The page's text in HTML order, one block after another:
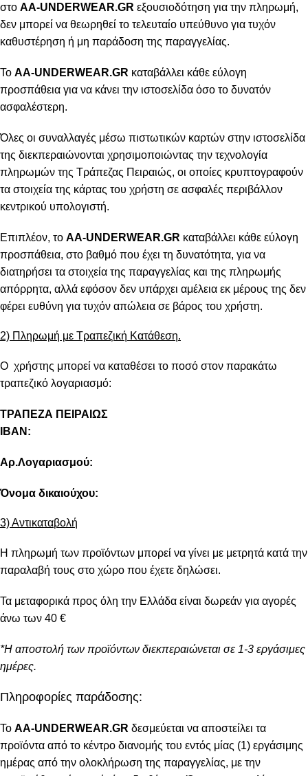
στο AA-UNDERWEAR.GR εξουσιοδότηση για την πληρωμή,
δεν μπορεί να θεωρηθεί το τελευταίο υπεύθυνο για τυχόν
καθυστέρηση ή μη παράδοση της παραγγελίας.
Το AA-UNDERWEAR.GR καταβάλλει κάθε εύλογη
προσπάθεια για να κάνει την ιστοσελίδα όσο το δυνατόν
ασφαλέστερη.
Όλες οι συναλλαγές μέσω πιστωτικών καρτών στην ιστοσελίδα
της διεκπεραιώνονται χρησιμοποιώντας την τεχνολογία
πληρωμών της Τράπεζας Πειραιώς, οι οποίες κρυπτογραφούν
τα στοιχεία της κάρτας του χρήστη σε ασφαλές περιβάλλον
κεντρικού υπολογιστή.
Επιπλέον, το AA-UNDERWEAR.GR καταβάλλει κάθε εύλογη
προσπάθεια, στο βαθμό που έχει τη δυνατότητα, για να
διατηρήσει τα στοιχεία της παραγγελίας και της πληρωμής
απόρρητα, αλλά εφόσον δεν υπάρχει αμέλεια εκ μέρους της δεν
φέρει ευθύνη για τυχόν απώλεια σε βάρος του χρήστη.
2) Πληρωμή με Τραπεζική Κατάθεση.
Ο χρήστης μπορεί να καταθέσει το ποσό στον παρακάτω
τραπεζικό λογαριασμό:
ΤΡΑΠΕΖΑ ΠΕΙΡΑΙΩΣ
IBAN:
Αρ.Λογαριασμού:
Όνομα δικαιούχου:
3) Αντικαταβολή
Η πληρωμή των προϊόντων μπορεί να γίνει με μετρητά κατά την
παραλαβή τους στο χώρο που έχετε δηλώσει.
Τα μεταφορικά προς όλη την Ελλάδα είναι δωρεάν για αγορές
άνω των 40 €
*Η αποστολή των προϊόντων διεκπεραιώνεται σε 1-3 εργάσιμες
ημέρες.
Πληροφορίες παράδοσης:
To AA-UNDERWEAR.GR δεσμεύεται να αποστείλει τα
προϊόντα από το κέντρο διανομής του εντός μίας (1) εργάσιμης
ημέρας από την ολοκλήρωση της παραγγελίας, με την